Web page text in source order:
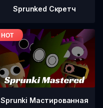
Sprunked Скретч
Sprunki Мастированная